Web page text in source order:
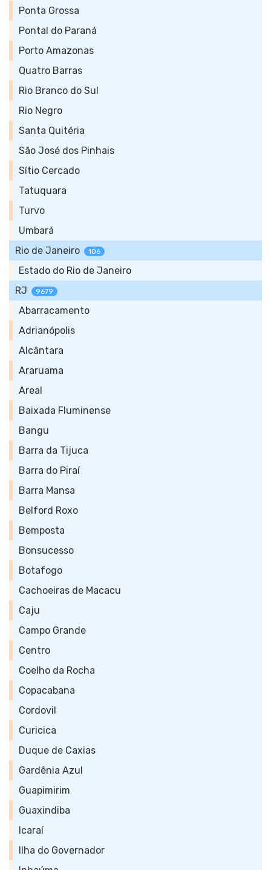
Ponta Grossa
Pontal do Paraná
Porto Amazonas
Quatro Barras
Rio Branco do Sul
Rio Negro
Santa Quitéria
São José dos Pinhais
Sítio Cercado
Tatuquara
Turvo
Umbará
Rio de Janeiro
106
Estado do Rio de Janeiro
RJ
9679
Abarracamento
Adrianópolis
Alcântara
Araruama
Areal
Baixada Fluminense
Bangu
Barra da Tijuca
Barra do Piraí
Barra Mansa
Belford Roxo
Bemposta
Bonsucesso
Botafogo
Cachoeiras de Macacu
Caju
Campo Grande
Centro
Coelho da Rocha
Copacabana
Cordovil
Curicica
Duque de Caxias
Gardênia Azul
Guapimirim
Guaxindiba
Icaraí
Ilha do Governador